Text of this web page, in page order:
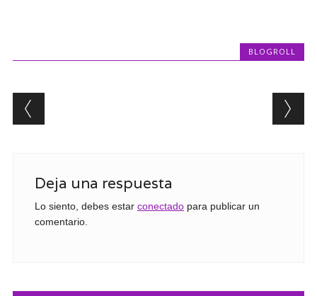
BLOGROLL
Post navigation
Deja una respuesta
Lo siento, debes estar conectadopara publicar un
comentario.